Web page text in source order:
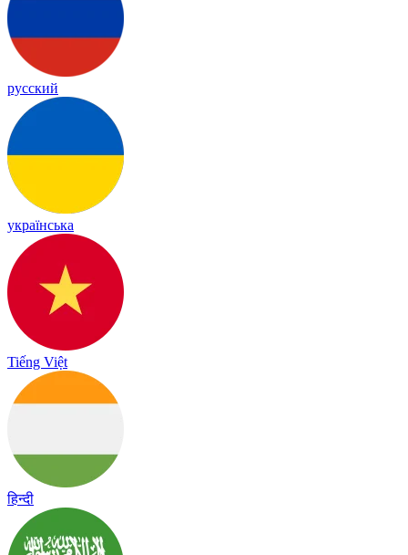
русский
українська
Tiếng Việt
हिन्दी